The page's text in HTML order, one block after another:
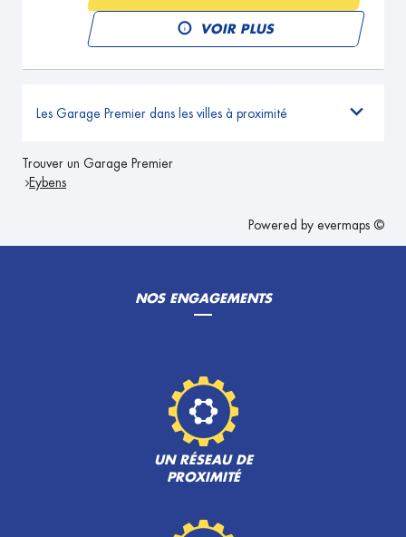
VOIR PLUS
Les Garage Premier dans les villes à proximité
Trouver un Garage Premier
Eybens
Powered by evermaps ©
NOS ENGAGEMENTS
UN RÉSEAU DE
PROXIMITÉ